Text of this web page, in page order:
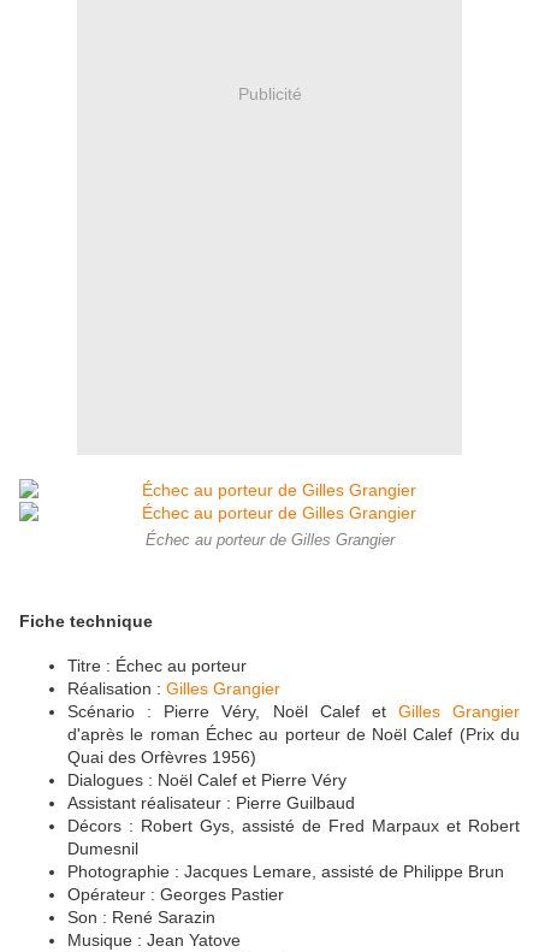
Publicité
Échec au porteur de Gilles Grangier
Fiche technique
Titre : Échec au porteur
Réalisation : Gilles Grangier
Scénario : Pierre Véry, Noël Calef et Gilles Grangier
d'après le roman Échec au porteur de Noël Calef (Prix du
Quai des Orfèvres 1956)
Dialogues : Noël Calef et Pierre Véry
Assistant réalisateur : Pierre Guilbaud
Décors : Robert Gys, assisté de Fred Marpaux et Robert
Dumesnil
Photographie : Jacques Lemare, assisté de Philippe Brun
Opérateur : Georges Pastier
Son : René Sarazin
Musique : Jean Yatove